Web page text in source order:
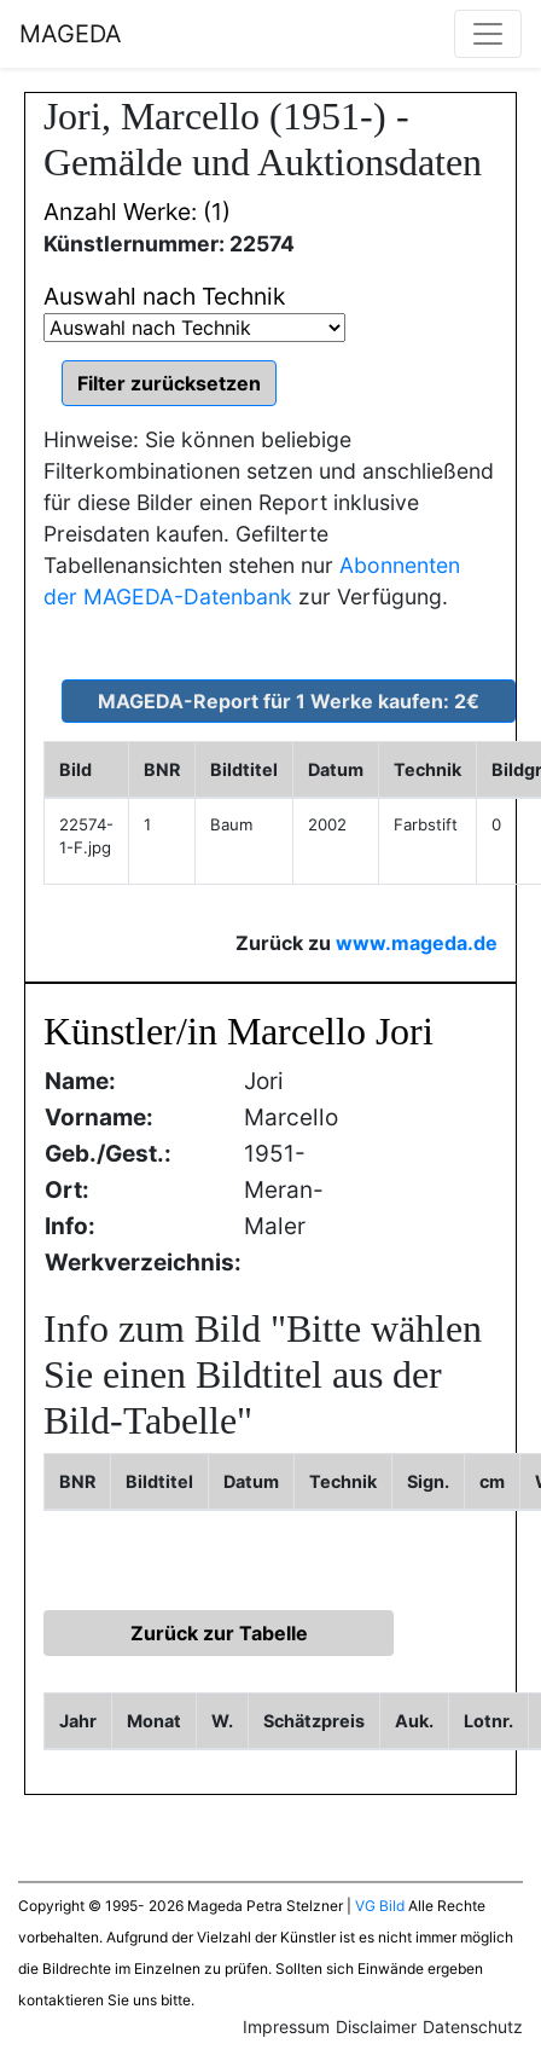
MAGEDA
Jori, Marcello (1951-) -
Gemälde und Auktionsdaten
Anzahl Werke: (1)
Künstlernummer: 22574
Auswahl nach Technik
Hinweise: Sie können beliebige
Filterkombinationen setzen und anschließend
für diese Bilder einen Report inklusive
Preisdaten kaufen. Gefilterte
Tabellenansichten stehen nur Abonnenten
der MAGEDA-Datenbank zur Verfügung.
Bild BNR Bildtitel Datum Technik
22574-
1-F.jpg
1 Baum 2002 Farbstift 0
Zurück zu www.mageda.de
Künstler/in Marcello Jori
Name:
Jori
Vorname:
Marcello
Geb./Gest.:
1951-
Ort:
Meran-
Info:
Maler
Werkverzeichnis:
Info zum Bild "Bitte wählen
Sie einen Bildtitel aus der
Bild-Tabelle"
BNR Bildtitel Datum Technik Sign. cm
Jahr Monat W. Schätzpreis Auk. Lotnr.
Copyright © 1995- 2026 Mageda Petra Stelzner | VG Bild Alle Rechte
vorbehalten. Aufgrund der Vielzahl der Künstler ist es nicht immer möglich
die Bildrechte im Einzelnen zu prüfen. Sollten sich Einwände ergeben
kontaktieren Sie uns bitte.
Datenschutz
Disclaimer
Impressum